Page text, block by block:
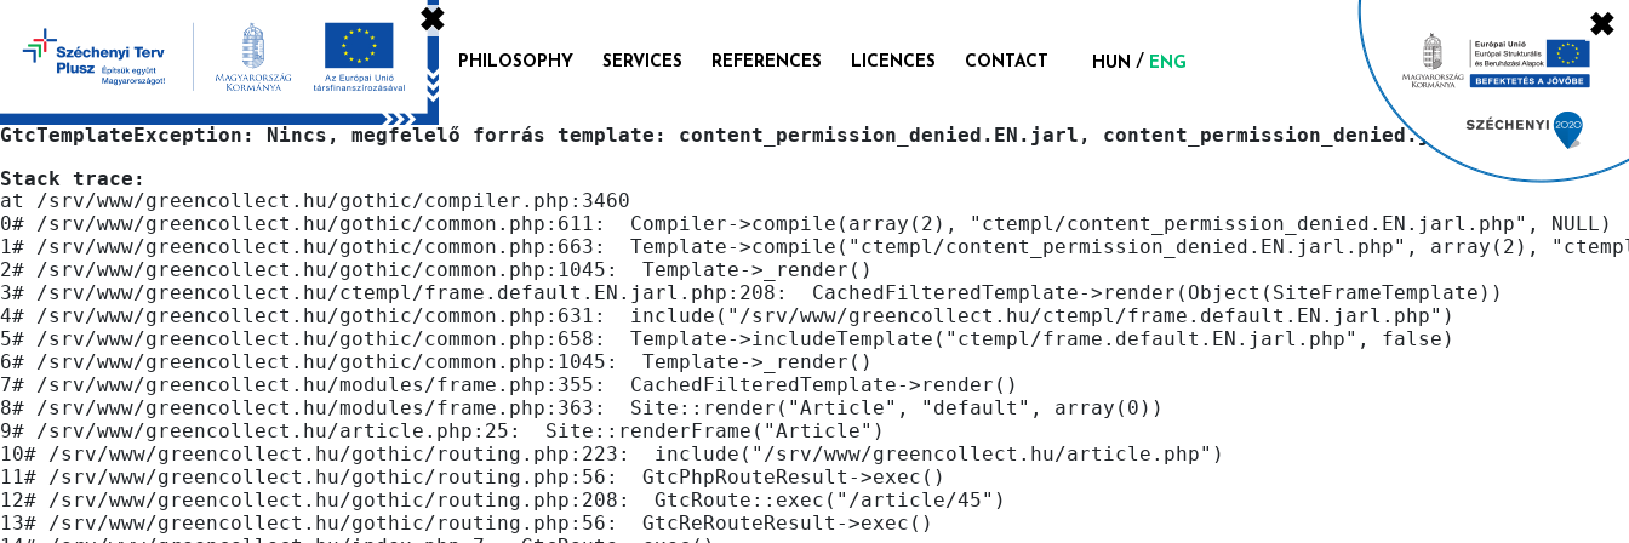
PHILOSOPHY SERVICES REFERENCES LICENCES CONTACT HUN ENG
✖
✖
GtcTemplateException: Nincs, megfelelő forrás template: content_permission_denied.EN.jarl, content_permission_denied.jarl
Stack trace:
at /srv/www/greencollect.hu/gothic/compiler.php:3460
0# /srv/www/greencollect.hu/gothic/common.php:611:
  Compiler->compile(array(2), "ctempl/content_permission_denied.EN.jarl.php", NULL)
1# /srv/www/greencollect.hu/gothic/common.php:663:
Template->compile("ctempl/content_permission_denied.EN.jarl.php", array(2),
2# /srv/www/greencollect.hu/gothic/common.php:1045:
  Template->_render()
3# /srv/www/greencollect.hu/ctempl/frame.default.EN.jarl.php:208:
  CachedFilteredTemplate->render(Object(SiteFrameTemplate))
4# /srv/www/greencollect.hu/gothic/common.php:631:
  include("/srv/www/greencollect.hu/ctempl/frame.default.EN.jarl.php")
5# /srv/www/greencollect.hu/gothic/common.php:658:
  Template->includeTemplate("ctempl/frame.default.EN.jarl.php", false)
6# /srv/www/greencollect.hu/gothic/common.php:1045:
  Template->_render()
7# /srv/www/greencollect.hu/modules/frame.php:355:
  CachedFilteredTemplate->render()
8# /srv/www/greencollect.hu/modules/frame.php:363:
  Site::render("Article", "default", array(0))
9# /srv/www/greencollect.hu/article.php:25:
  Site::renderFrame("Article")
10# /srv/www/greencollect.hu/gothic/routing.php:223:
  include("/srv/www/greencollect.hu/article.php")
11# /srv/www/greencollect.hu/gothic/routing.php:56:
  GtcPhpRouteResult->exec()
12# /srv/www/greencollect.hu/gothic/routing.php:208:
  GtcRoute::exec("/article/45")
13# /srv/www/greencollect.hu/gothic/routing.php:56:
  GtcReRouteResult->exec()